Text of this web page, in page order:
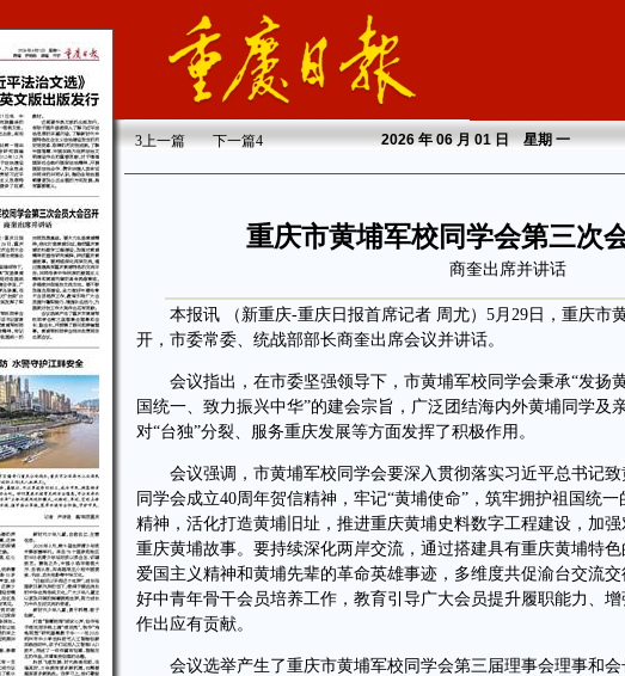
3上一篇 下一篇4 2026年 06 月 01 日 星期一
重庆市黄埔军校同学会第三次
商奎出席并讲话
本报讯 （新重庆-重庆日报首席记者 周尤）5月29日，重庆市
开，市委常委、统战部部长商奎出席会议并讲话。
会议指出，在市委坚强领导下，市黄埔军校同学会秉承“发扬
国统一、致力振兴中华”的建会宗旨，广泛团结海内外黄埔同学及
对“台独”分裂、服务重庆发展等方面发挥了积极作用。
会议强调，市黄埔军校同学会要深入贯彻落实习近平总书记致
同学会成立40周年贺信精神，牢记“黄埔使命”，筑牢拥护祖国统
精神，活化打造黄埔旧址，推进重庆黄埔史料数字工程建设，加
重庆黄埔故事。要持续深化两岸交流，通过搭建具有重庆黄埔特
爱国主义精神和黄埔先辈的革命英雄事迹，多维度共促渝台交流
好中青年骨干会员培养工作，教育引导广大会员提升履职能力、
作出应有贡献。
会议选举产生了重庆市黄埔军校同学会第三届理事会理事和会